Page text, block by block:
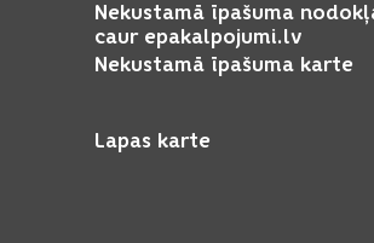
Nekustamā īpašuma
caur epakalpojumi.lv
Nekustamā īpašuma karte
Lapas karte